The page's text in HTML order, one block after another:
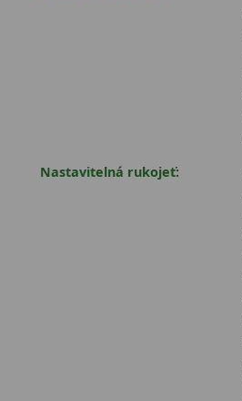
Nastavitelná rukojeť: